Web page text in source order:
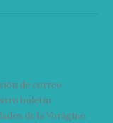
de correo
boletín
de la Vorágine.